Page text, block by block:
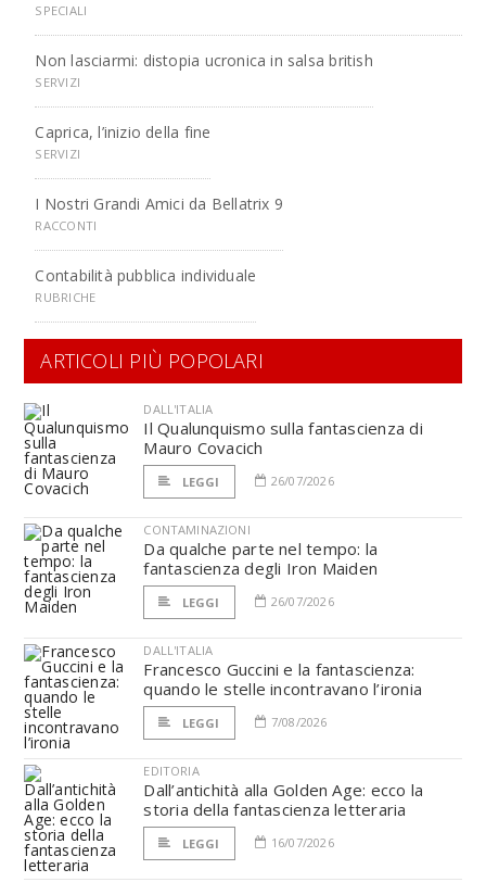
SPECIALI
Non lasciarmi: distopia ucronica in salsa british
SERVIZI
Caprica, l’inizio della fine
SERVIZI
I Nostri Grandi Amici da Bellatrix 9
RACCONTI
Contabilità pubblica individuale
RUBRICHE
ARTICOLI PIÙ POPOLARI
DALL'ITALIA
Il Qualunquismo sulla fantascienza di
Mauro Covacich
LEGGI 26/07/2026
CONTAMINAZIONI
Da qualche parte nel tempo: la
fantascienza degli Iron Maiden
LEGGI 26/07/2026
DALL'ITALIA
Francesco Guccini e la fantascienza:
quando le stelle incontravano l’ironia
LEGGI 7/08/2026
EDITORIA
Dall’antichità alla Golden Age: ecco la
storia della fantascienza letteraria
LEGGI 16/07/2026